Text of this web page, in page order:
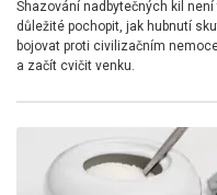
Shazování nadbytečných kil
důležité pochopit, jak hubnutí
bojovat proti civilizačním
a začít cvičit venku.